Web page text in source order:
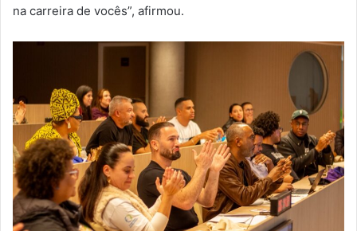
na carreira de vocês”, afirmou.